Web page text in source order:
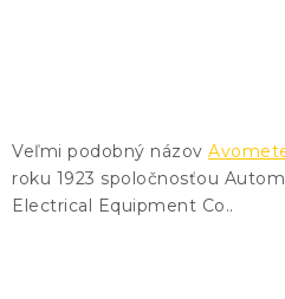
Veľmi podobný názov
roku 1923 spoločnosťou
Electrical Equipment Co..